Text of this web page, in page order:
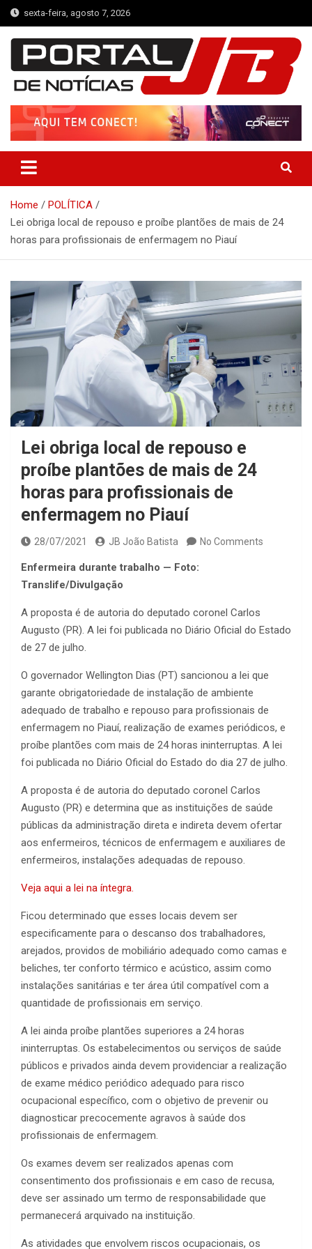
Skip
to
content
sexta-feira, agosto 7, 2026
Portal de Notícias JB
Notícias de Simplício Mendes e Região
Home
POLÍTICA
Lei obriga local de repouso e proíbe plantões de mais de 24
horas para profissionais de enfermagem no Piauí
Lei obriga local de repouso e
proíbe plantões de mais de 24
horas para profissionais de
enfermagem no Piauí
28/07/2021 JB João Batista No Comments
Enfermeira durante trabalho — Foto:
Translife/Divulgação
A proposta é de autoria do deputado coronel Carlos
Augusto (PR). A lei foi publicada no Diário Oficial do Estado
de 27 de julho.
O governador Wellington Dias (PT) sancionou a lei que
garante obrigatoriedade de instalação de ambiente
adequado de trabalho e repouso para profissionais de
enfermagem no Piauí, realização de exames periódicos, e
proíbe plantões com mais de 24 horas ininterruptas. A lei
foi publicada no Diário Oficial do Estado do dia 27 de julho.
A proposta é de autoria do deputado coronel Carlos
Augusto (PR) e determina que as instituições de saúde
públicas da administração direta e indireta devem ofertar
aos enfermeiros, técnicos de enfermagem e auxiliares de
enfermeiros, instalações adequadas de repouso.
Veja aqui a lei na íntegra.
Ficou determinado que esses locais devem ser
especificamente para o descanso dos trabalhadores,
arejados, providos de mobiliário adequado como camas e
beliches, ter conforto térmico e acústico, assim como
instalações sanitárias e ter área útil compatível com a
quantidade de profissionais em serviço.
A lei ainda proíbe plantões superiores a 24 horas
ininterruptas. Os estabelecimentos ou serviços de saúde
públicos e privados ainda devem providenciar a realização
de exame médico periódico adequado para risco
ocupacional específico, com o objetivo de prevenir ou
diagnosticar precocemente agravos à saúde dos
profissionais de enfermagem.
Os exames devem ser realizados apenas com
consentimento dos profissionais e em caso de recusa,
deve ser assinado um termo de responsabilidade que
permanecerá arquivado na instituição.
As atividades que envolvem riscos ocupacionais, os